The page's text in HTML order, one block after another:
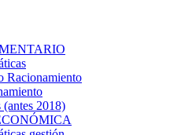
Racionamiento
2018)